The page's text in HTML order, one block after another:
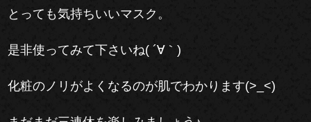
とっても気持ちいいマスク。
是非使ってみて下さいね( ´∀｀)
化粧のノリがよくなるのが肌でわかります(>_<)